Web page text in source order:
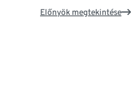
Előnyök megtekintése